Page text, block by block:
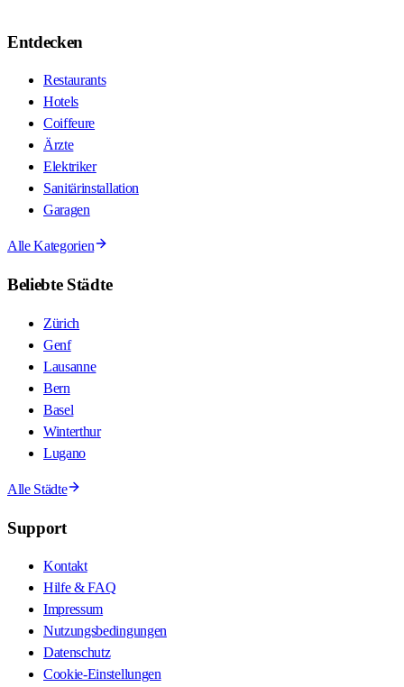
Entdecken
Restaurants
Hotels
Coiffeure
Ärzte
Elektriker
Sanitärinstallation
Garagen
Alle Kategorien
Beliebte Städte
Zürich
Genf
Lausanne
Bern
Basel
Winterthur
Lugano
Alle Städte
Support
Kontakt
Hilfe & FAQ
Impressum
Nutzungsbedingungen
Datenschutz
Cookie-Einstellungen